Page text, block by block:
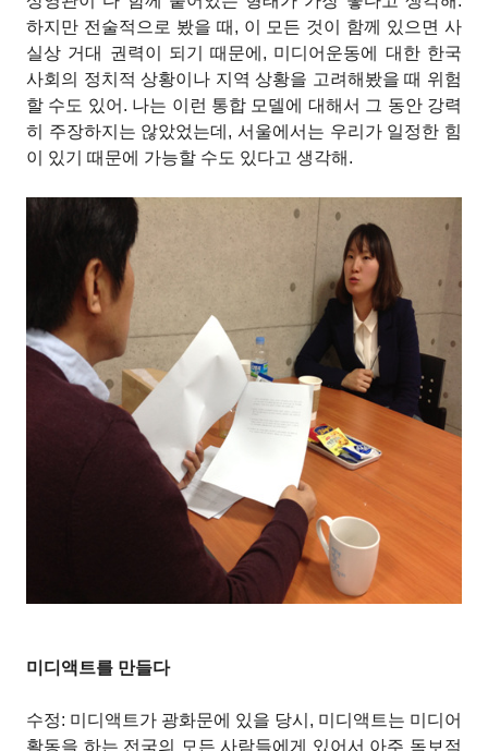
하지만 전술적으로 봤을 때, 이 모든 것이 함께 있으면 사
실상 거대 권력이 되기 때문에, 미디어운동에 대한 한국
사회의 정치적 상황이나 지역 상황을 고려해봤을 때 위험
할 수도 있어. 나는 이런 통합 모델에 대해서 그 동안 강력
히 주장하지는 않았었는데, 서울에서는 우리가 일정한 힘
이 있기 때문에 가능할 수도 있다고 생각해.
미디액트를 만들다
수정: 미디액트가 광화문에 있을 당시, 미디액트는 미디어
활동을 하는 전국의 모든 사람들에게 있어서 아주 독보적